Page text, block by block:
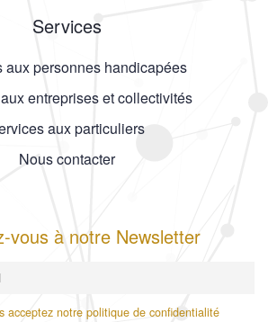
Services
aux personnes handicapées
entreprises et collectivités
aux particuliers
Nous contacter
vous à notre Newsletter
acceptez notre politique de confidentialité